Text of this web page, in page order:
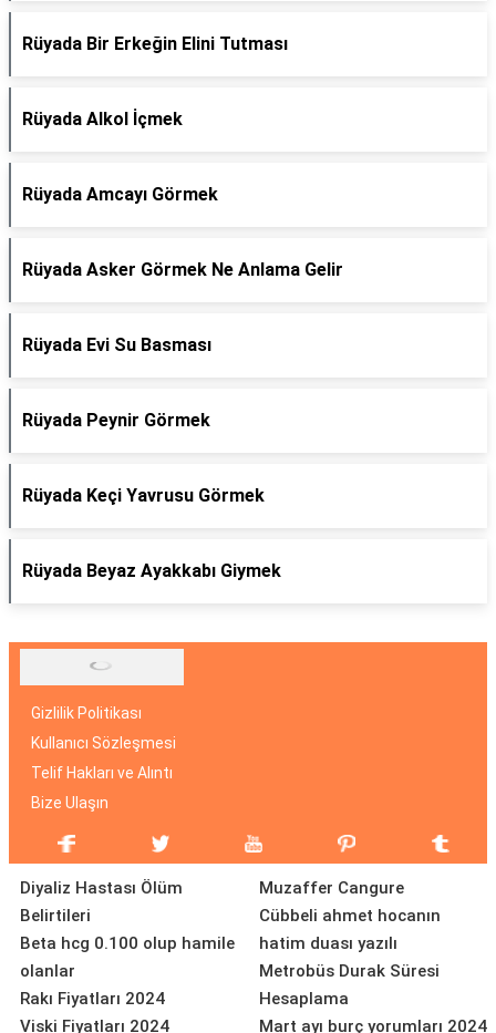
Rüyada Bir Erkeğin Elini Tutması
Rüyada Alkol İçmek
Rüyada Amcayı Görmek
Rüyada Asker Görmek Ne Anlama Gelir
Rüyada Evi Su Basması
Rüyada Peynir Görmek
Rüyada Keçi Yavrusu Görmek
Rüyada Beyaz Ayakkabı Giymek
Gizlilik Politikası
Kullanıcı Sözleşmesi
Telif Hakları ve Alıntı
Bize Ulaşın
Diyaliz Hastası Ölüm
Belirtileri
Beta hcg 0.100 olup hamile
olanlar
Rakı Fiyatları 2024
Viski Fiyatları 2024
Muzaffer Cangure
Cübbeli ahmet hocanın
hatim duası yazılı
Metrobüs Durak Süresi
Hesaplama
Mart ayı burç yorumları 2024